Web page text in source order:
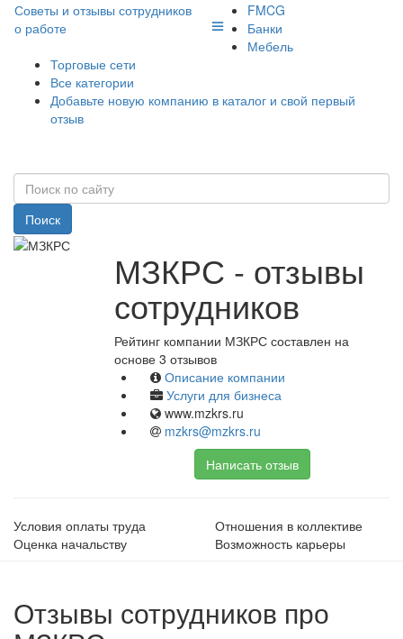
Советы и отзывы сотрудников
о работе
FMCG
Банки
Мебель
Торговые сети
Все категории
Добавьте новую компанию в каталог и свой первый
отзыв
Поиск
МЗКРС - отзывы
сотрудников
Рейтинг компании МЗКРС составлен на
основе 3 отзывов
Описание компании
Услуги для бизнеса
www.mzkrs.ru
mzkrs@mzkrs.ru
Написать отзыв
Условия оплаты труда
Отношения в коллективе
Оценка начальству
Возможность карьеры
Отзывы сотрудников про